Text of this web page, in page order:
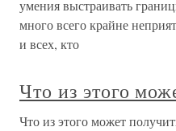
умения выстраивать
много всего крайне
и всех, кто
Что из этого
Что из этого может